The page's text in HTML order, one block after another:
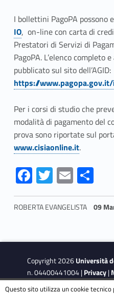
I bollettini PagoPA possono
IO, on-line con carta di
Prestatori di Servizi di
PagoPA. L’elenco completo
pubblicato sul sito dell’AGID:
https://
Per i corsi di studio che
modalità di pagamento del
prova sono riportate sul
www.cisiaonline.it.
Fa
ce
b
o
k
T
w
itt
E
m
ai
S
h
ar
ROBERTA EVANGELISTA 09
Copyright 2026Università
n. 04400441004 |Privacy|
Obiettivi di accessibilità
Questo sito utilizza un cookie tecnico